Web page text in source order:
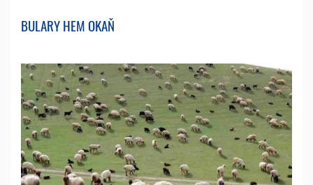
BULARY HEM OKAŇ